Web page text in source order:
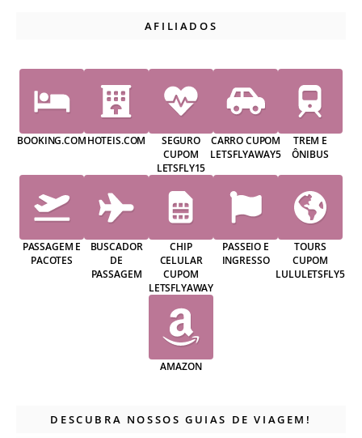
AFILIADOS
BOOKING.COMHOTEIS.COM
SEGURO
CUPOM
LETSFLY15
CARRO CUPOM
LETSFLYAWAY5
TREM E
ÔNIBUS
PASSAGEM E
PACOTES
BUSCADOR
DE
PASSAGEM
CHIP
CELULAR
CUPOM
LETSFLYAWAY
PASSEIO E
INGRESSO
TOURS
CUPOM
LULULETSFLY5
AMAZON
DESCUBRA NOSSOS GUIAS DE VIAGEM!